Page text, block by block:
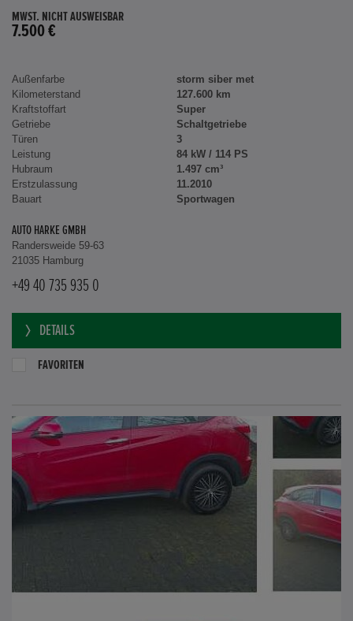
MWST. NICHT AUSWEISBAR
7.500 €
Außenfarbe
storm siber met
Kilometerstand
127.600 km
Kraftstoffart
Super
Getriebe
Schaltgetriebe
Türen
3
Leistung
84 kW / 114 PS
Hubraum
1.497 cm³
Erstzulassung
11.2010
Bauart
Sportwagen
AUTO HARKE GMBH
Randersweide 59-63
21035 Hamburg
+49 40 735 935 0
DETAILS
FAVORITEN